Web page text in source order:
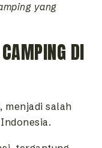
yang
DI
menjadi salah